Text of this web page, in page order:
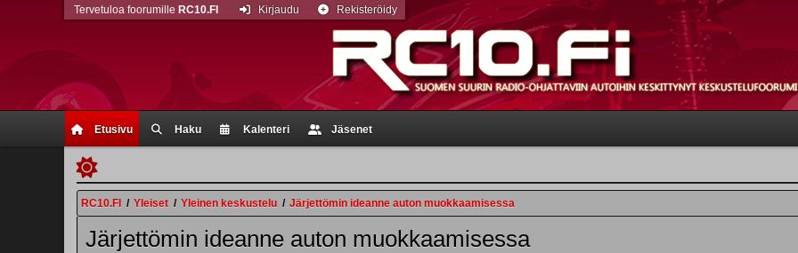
Etusivu Haku Kalenteri Jäsenet
Tervetuloa foorumille RC10.FI Kirjaudu Rekisteröidy
RC10.FI / Yleiset / Yleinen keskustelu / Järjettömin ideanne auton muokkaamisessa
Järjettömin ideanne auton muokkaamisessa